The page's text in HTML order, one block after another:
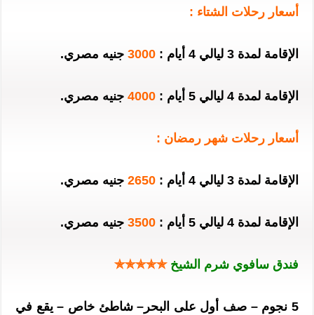
أسعار رحلات الشتاء :
الإقامة لمدة 3 ليالي 4 أيام : 3000 جنيه مصري.
الإقامة لمدة 4 ليالي 5 أيام : 4000 جنيه مصري.
أسعار رحلات شهر رمضان :
الإقامة لمدة 3 ليالي 4 أيام : 2650 جنيه مصري.
الإقامة لمدة 4 ليالي 5 أيام : 3500 جنيه مصري.
فندق سافوي شرم الشيخ ✯✯✯✯✯
5 نجوم – صف أول على البحر– شاطئ خاص – يقع في